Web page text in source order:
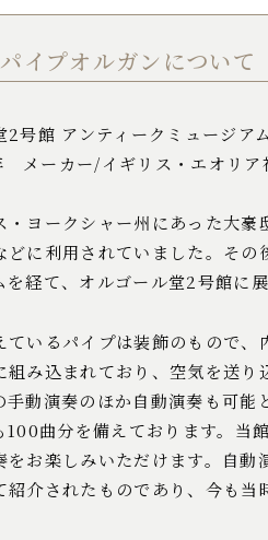
イプオルガンについて
2号館 アンティークミュージア
メーカー/イギリス・エオリア
・ヨークシャー州にあった大豪
どに利用されていました。その
を経て、オルゴール堂2号館に
ているパイプは装飾のもので
組み込まれており、空気を送
手動演奏のほか自動演奏も可能
100曲分を備えております。当
をお楽しみいただけます。自動
紹介されたものであり、今も